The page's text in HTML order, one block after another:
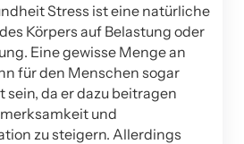
Stress ist eine natürliche
Körpers auf Belastung oder
Eine gewisse Menge an
für den Menschen sogar
sein, da er dazu beitragen
und
zu steigern. Allerdings